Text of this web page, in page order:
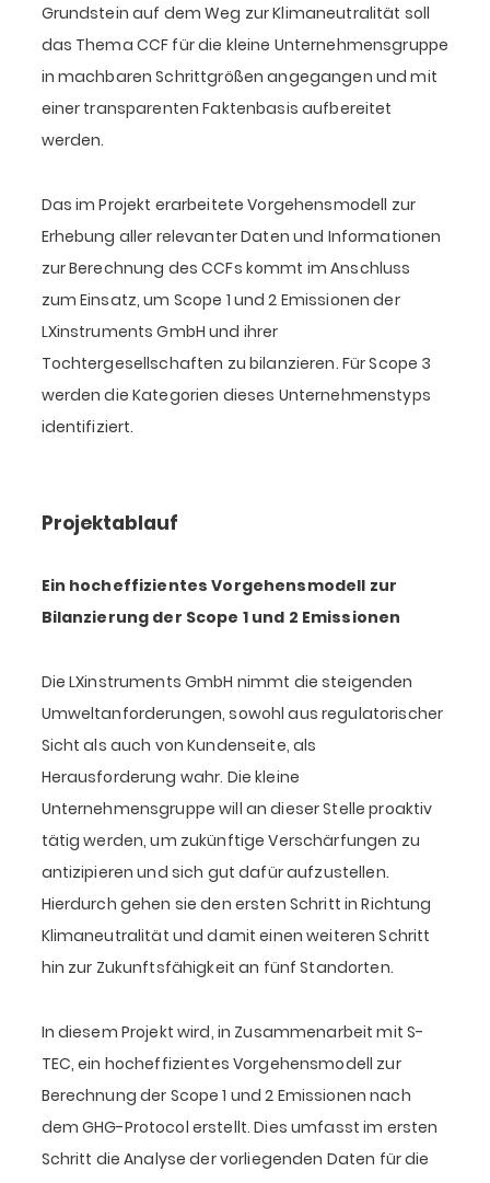
Grundstein auf dem Weg zur Klimaneutralität soll
das Thema CCF für die kleine Unternehmensgruppe
in machbaren Schrittgrößen angegangen und mit
einer transparenten Faktenbasis aufbereitet
werden.
Das im Projekt erarbeitete Vorgehensmodell zur
Erhebung aller relevanter Daten und Informationen
zur Berechnung des CCFs kommt im Anschluss
zum Einsatz, um Scope 1 und 2 Emissionen der
LXinstruments GmbH und ihrer
Tochtergesellschaften zu bilanzieren. Für Scope 3
werden die Kategorien dieses Unternehmenstyps
identifiziert.
Projektablauf
Ein hocheffizientes Vorgehensmodell zur
Bilanzierung der Scope 1 und 2 Emissionen
Die LXinstruments GmbH nimmt die steigenden
Umweltanforderungen, sowohl aus regulatorischer
Sicht als auch von Kundenseite, als
Herausforderung wahr. Die kleine
Unternehmensgruppe will an dieser Stelle proaktiv
tätig werden, um zukünftige Verschärfungen zu
antizipieren und sich gut dafür aufzustellen.
Hierdurch gehen sie den ersten Schritt in Richtung
Klimaneutralität und damit einen weiteren Schritt
hin zur Zukunftsfähigkeit an fünf Standorten.
In diesem Projekt wird, in Zusammenarbeit mit S-
TEC, ein hocheffizientes Vorgehensmodell zur
Berechnung der Scope 1 und 2 Emissionen nach
dem GHG-Protocol erstellt. Dies umfasst im ersten
Schritt die Analyse der vorliegenden Daten für die